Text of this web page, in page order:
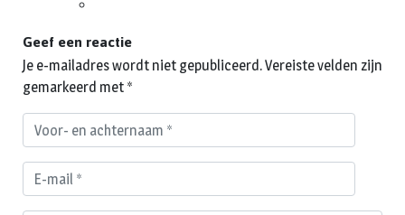
Geef een reactie
Je e-mailadres wordt niet gepubliceerd.Vereiste velden zijn
gemarkeerd met *